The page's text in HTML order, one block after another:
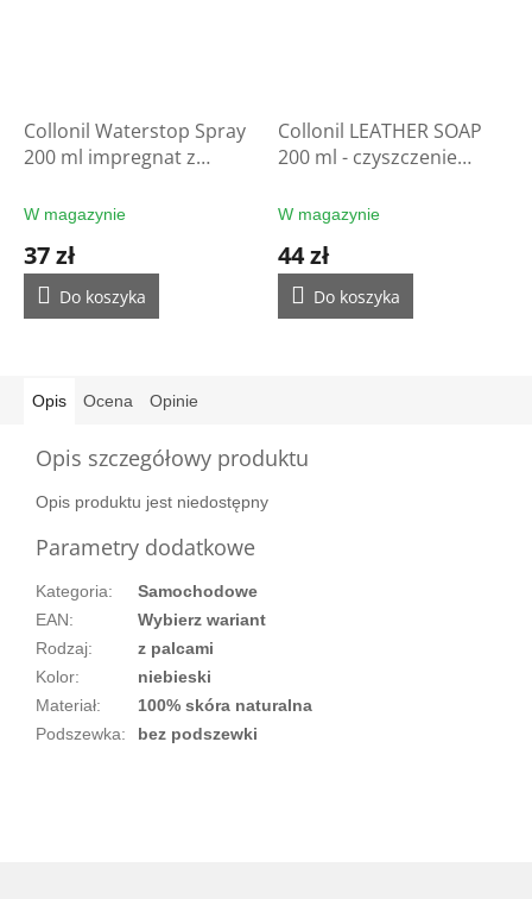
Collonil Waterstop Spray
200 ml impregnat z
rękawic
W magazynie
37 zł
Do koszyka
Collonil LEATHER SOAP
200 ml - czyszczenie
W magazynie
44 zł
Do koszyka
Opis Ocena Opinie
Opis szczegółowy produktu
Opis produktu jest niedostępny
Parametry dodatkowe
Kategoria:
Samochodowe
EAN:
Wybierz wariant
Rodzaj:
z palcami
Kolor:
niebieski
Materiał:
100% skóra naturalna
Podszewka: bez podszewki